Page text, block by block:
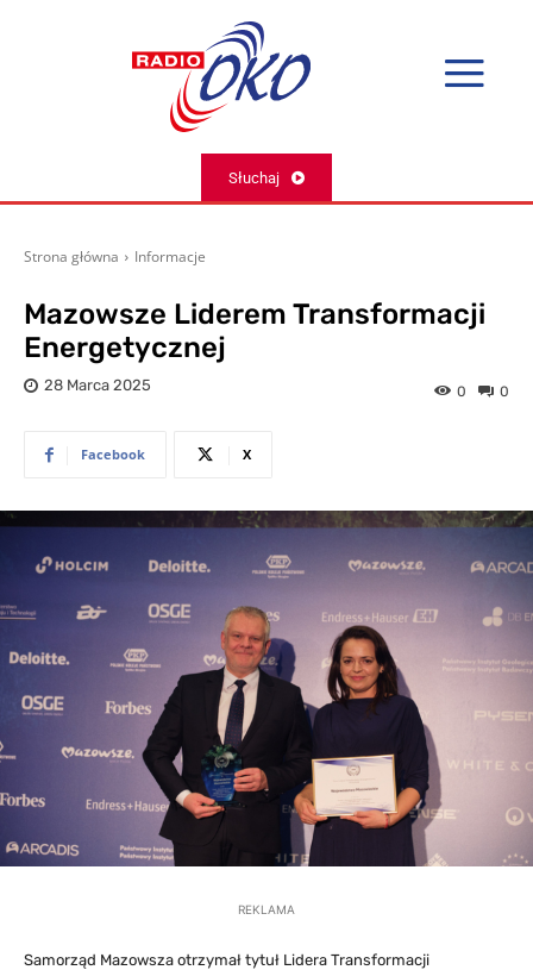
Słuchaj
Strona główna Informacje
Mazowsze Liderem Transformacji
Energetycznej
28 Marca 2025 0
0
Facebook X
REKLAMA
Samorząd Mazowsza otrzymał tytuł Lidera Transformacji